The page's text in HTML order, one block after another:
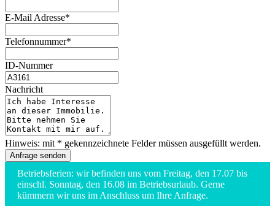
E-Mail Adresse*
Telefonnummer*
ID-Nummer
Nachricht
Hinweis: mit * gekennzeichnete Felder müssen ausgefüllt werden.
Betriebsferien: wir befinden uns vom Freitag, den 17.07 bis
einschl. Sonntag, den 16.08 im Betriebsurlaub. Gerne
kümmern wir uns im Anschluss um Ihre Anfrage.